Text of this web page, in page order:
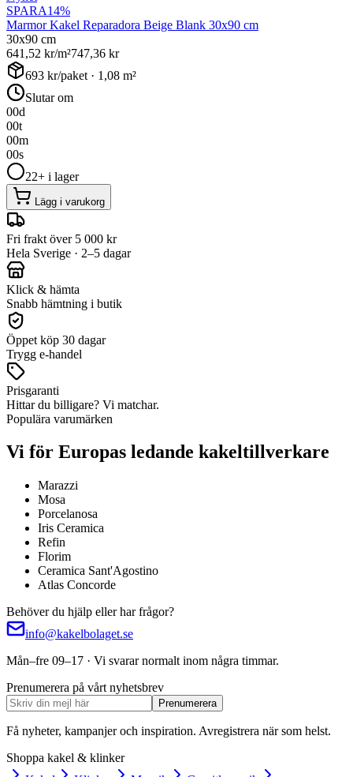
SPARA14%
Marmor Kakel Reparadora Beige Blank 30x90 cm
30x90 cm
641,52 kr/m²747,36 kr
693 kr/paket · 1,08 m²
Slutar om
00d
00t
00m
00s
22+ i lager
Lägg i varukorg
Fri frakt över 5 000 kr
Hela Sverige · 2–5 dagar
Klick & hämta
Snabb hämtning i butik
Öppet köp 30 dagar
Trygg e-handel
Prisgaranti
Hittar du billigare? Vi matchar.
Populära varumärken
Vi för Europas ledande kakeltillverkare
Marazzi
Mosa
Porcelanosa
Iris Ceramica
Refin
Florim
Ceramica Sant'Agostino
Atlas Concorde
Behöver du hjälp eller har frågor?
info@kakelbolaget.se
Mån–fre 09–17 · Vi svarar normalt inom några timmar.
Prenumerera på vårt nyhetsbrev
Prenumerera
Få nyheter, kampanjer och inspiration. Avregistrera när som helst.
Shoppa kakel & klinker